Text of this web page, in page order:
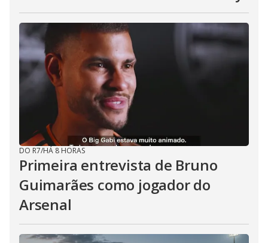
DO R7/HÁ 8 HORAS
Primeira entrevista de Bruno
Guimarães como jogador do
Arsenal